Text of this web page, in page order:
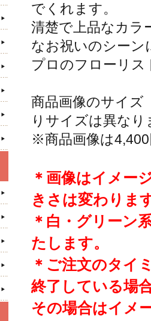
でくれます。
清楚で上品なカラ
なお祝いのシーン
プロのフローリス
商品画像のサイ
りサイズは異なり
※商品画像は
＊画像はイメー
きさは変わりま
＊白・グリーン
たします。
＊ご注文のタイ
終了している場
その場合はイメ